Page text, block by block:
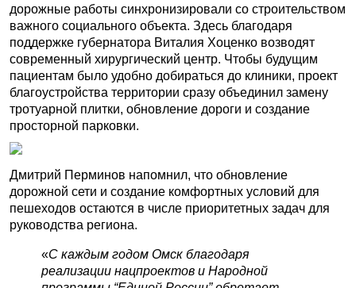
дорожные работы синхронизировали со строительством
важного социального объекта. Здесь благодаря
поддержке губернатора Виталия Хоценко возводят
современный хирургический центр. Чтобы будущим
пациентам было удобно добираться до клиники, проект
благоустройства территории сразу объединил замену
тротуарной плитки, обновление дороги и создание
просторной парковки.
Дмитрий Перминов напомнил, что обновление
дорожной сети и создание комфортных условий для
пешеходов остаются в числе приоритетных задач для
руководства региона.
«С каждым годом Омск благодаря
реализации нацпроектов и Народной